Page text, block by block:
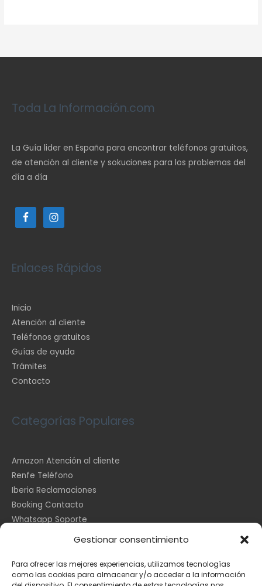
Gestionar consentimiento
Para ofrecer las mejores experiencias, utilizamos tecnologías
como las cookies para almacenar y/o acceder a la información
Toda La Información.com
La Guía lider en España para encontrar teléfonos gratuitos,
de atención al cliente y sokuciones para los problemas del
día a día
Enlaces Rápidos
Inicio
Atención al cliente
Teléfonos gratuitos
Guías de ayuda
Trámites
Contacto
Categorías Populares
Amazon Atención al cliente
Renfe Teléfono
Iberia Reclamaciones
Booking Contacto
Whatsapp Soporte